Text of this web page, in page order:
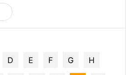
D E F G H